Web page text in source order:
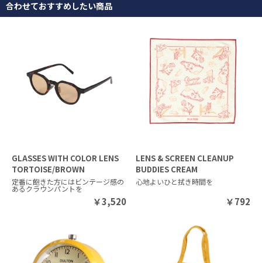
合わせておすすめしたい商品
GLASSES WITH COLOR LENS
TORTOISE/BROWN
定番に飽きた方にはビンテージ感の
あるクラウンパントを
￥3,520
LENS & SCREEN CLEANUP
BUDDIES CREAM
心地よいひと拭き時間を
￥792